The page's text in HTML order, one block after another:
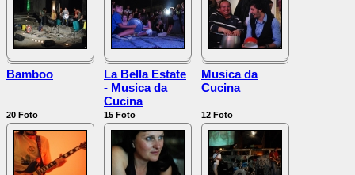
Bamboo
20 Foto
La Bella Estate
- Musica da
Cucina
15 Foto
Musica da
Cucina
12 Foto